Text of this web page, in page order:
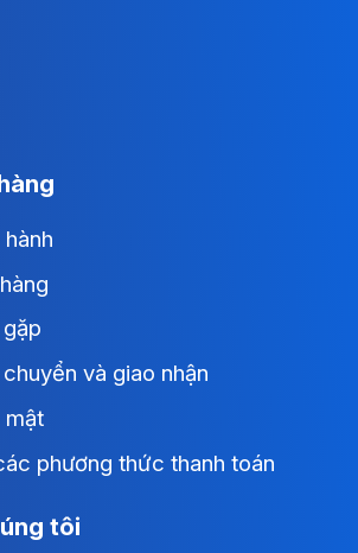
và giao nhận
mật
phương thức thanh toán
tôi